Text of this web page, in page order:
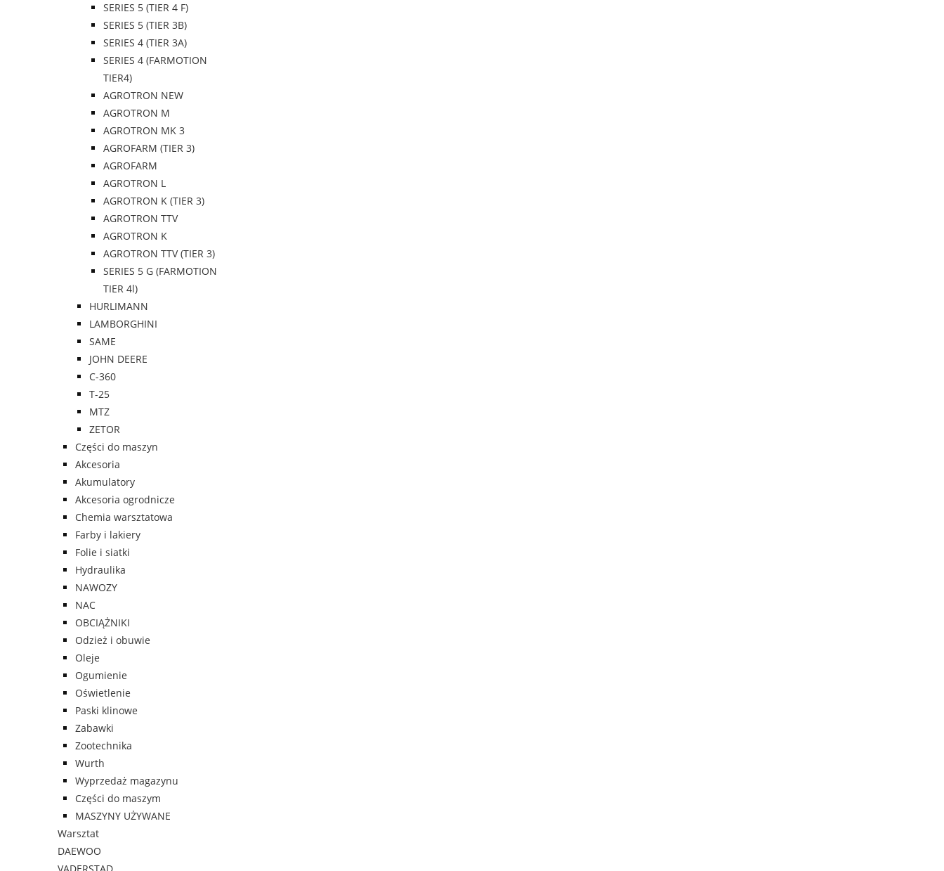
SERIES 5 (TIER 4 F)
SERIES 5 (TIER 3B)
SERIES 4 (TIER 3A)
SERIES 4 (FARMOTION
TIER4)
AGROTRON NEW
AGROTRON M
AGROTRON MK 3
AGROFARM (TIER 3)
AGROFARM
AGROTRON L
AGROTRON K (TIER 3)
AGROTRON TTV
AGROTRON K
AGROTRON TTV (TIER 3)
SERIES 5 G (FARMOTION
TIER 4l)
HURLIMANN
LAMBORGHINI
SAME
JOHN DEERE
C-360
T-25
MTZ
ZETOR
Części do maszyn
Akcesoria
Akumulatory
Akcesoria ogrodnicze
Chemia warsztatowa
Farby i lakiery
Folie i siatki
Hydraulika
NAWOZY
NAC
OBCIĄŻNIKI
Odzież i obuwie
Oleje
Ogumienie
Oświetlenie
Paski klinowe
Zabawki
Zootechnika
Wurth
Wyprzedaż magazynu
Części do maszym
MASZYNY UŻYWANE
Warsztat
DAEWOO